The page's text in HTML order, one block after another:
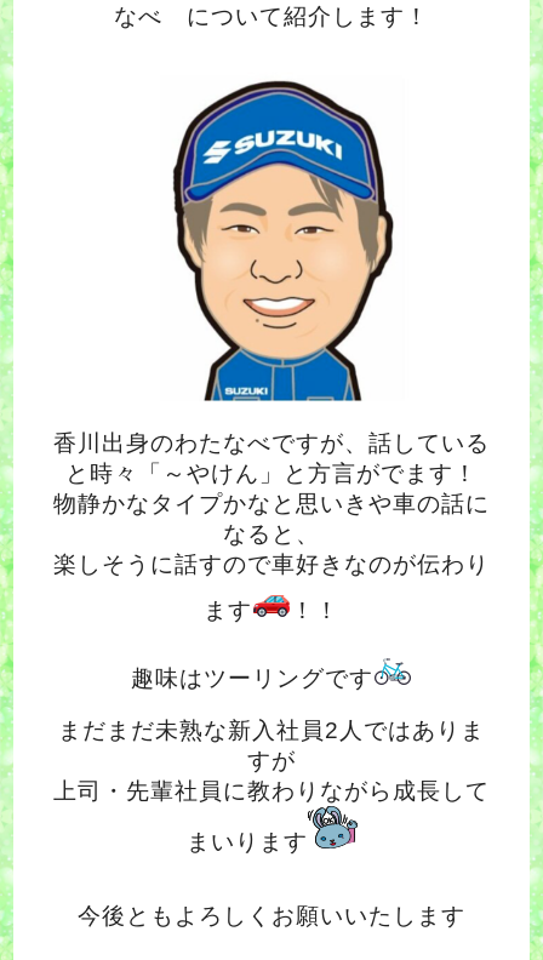
なべ について紹介します！
香川出身のわたなべですが、話している
と時々「～やけん」と方言がでます！
物静かなタイプかなと思いきや車の話に
なると、
楽しそうに話すので車好きなのが伝わり
ます
！！
趣味はツーリングです
まだまだ未熟な新入社員2人ではありま
すが
上司・先輩社員に教わりながら成長して
まいります
今後ともよろしくお願いいたします